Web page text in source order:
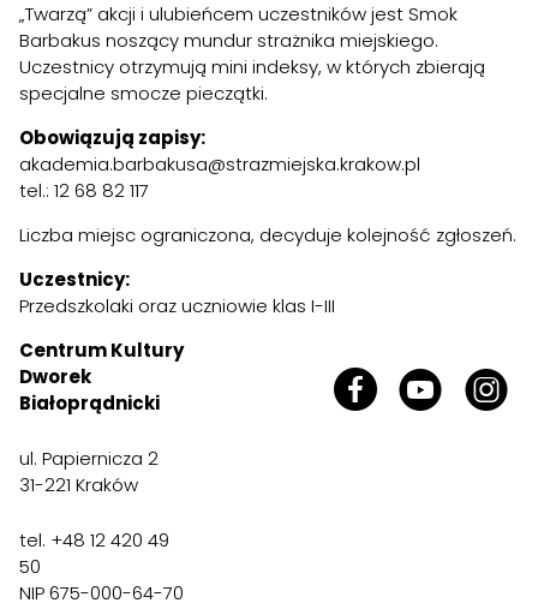
„Twarzą” akcji i ulubieńcem uczestników jest Smok
Barbakus noszący mundur strażnika miejskiego.
Uczestnicy otrzymują mini indeksy, w których zbierają
specjalne smocze pieczątki.
Obowiązują zapisy:
akademia.barbakusa@strazmiejska.krakow.pl
tel.: 12 68 82 117
Liczba miejsc ograniczona, decyduje kolejność zgłoszeń.
Uczestnicy:
Przedszkolaki oraz uczniowie klas I-III
Centrum Kultury
Dworek
Białoprądnicki
ul. Papiernicza 2
31-221 Kraków
tel. +48 12 420 49
50
NIP 675-000-64-70